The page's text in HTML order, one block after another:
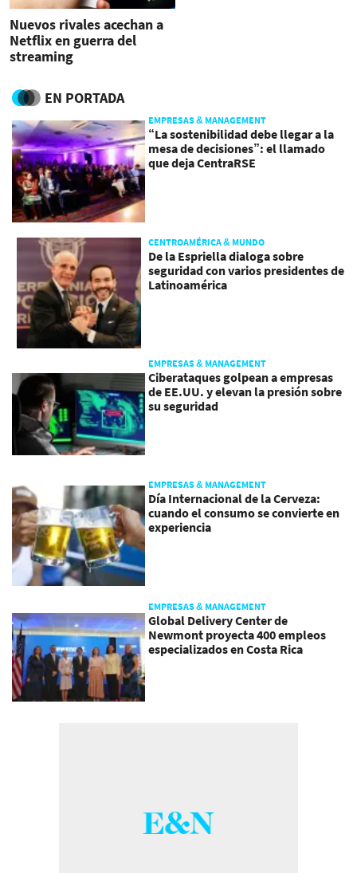
Nuevos rivales acechan a
Netflix en guerra del
streaming
EN PORTADA
EMPRESAS & MANAGEMENT
“La sostenibilidad debe llegar a la
mesa de decisiones”: el llamado
que deja CentraRSE
CENTROAMÉRICA & MUNDO
De la Espriella dialoga sobre
seguridad con varios presidentes de
Latinoamérica
EMPRESAS & MANAGEMENT
Ciberataques golpean a empresas
de EE.UU. y elevan la presión sobre
su seguridad
EMPRESAS & MANAGEMENT
Día Internacional de la Cerveza:
cuando el consumo se convierte en
experiencia
EMPRESAS & MANAGEMENT
Global Delivery Center de
Newmont proyecta 400 empleos
especializados en Costa Rica